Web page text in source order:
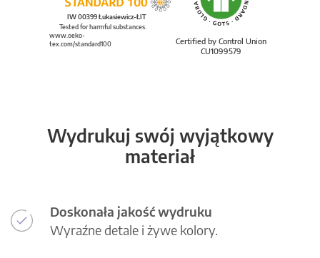
Certified by Control Union
CU1099579
IW 00399 Łukasiewicz-ŁIT
Tested for harmful substances.
www.oeko-
tex.com/standard100
Wydrukuj swój wyjątkowy
materiał
Doskonała jakość wydruku
Wyraźne detale i żywe kolory.